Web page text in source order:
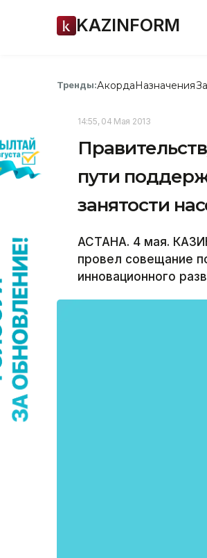
KAZINFORM
Тренды:АкордаНазначения
14:55, 04 Мая 2013
пути
занятости
АСТАНА. 4 мая.
провел совещание
инновационного